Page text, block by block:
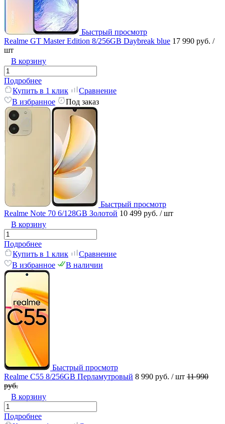
Быстрый просмотр
Realme GT Master Edition 8/256GB Daybreak blue 17 990 руб. /
шт
В корзину
Подробнее
Купить в 1 клик
Сравнение
В избранное
Под заказ
Быстрый просмотр
Realme Note 70 6/128GB Золотой 10 499 руб. / шт
В корзину
Подробнее
Купить в 1 клик
Сравнение
В избранное
В наличии
Быстрый просмотр
Realme C55 8/256GB Перламутровый 8 990 руб. / шт 11 990
руб.
В корзину
Подробнее